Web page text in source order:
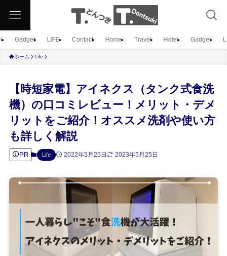
Gadget LIFE Contact Home Travel Hotel Gadget
ホーム Life
【時短家電】アイネクス（タンク式食洗
機）の口コミレビュー！メリット・デメ
リットをご紹介！オススメ洗剤や使い方
も詳しく解説
PR Life 2022年5月25日 2023年5月25日